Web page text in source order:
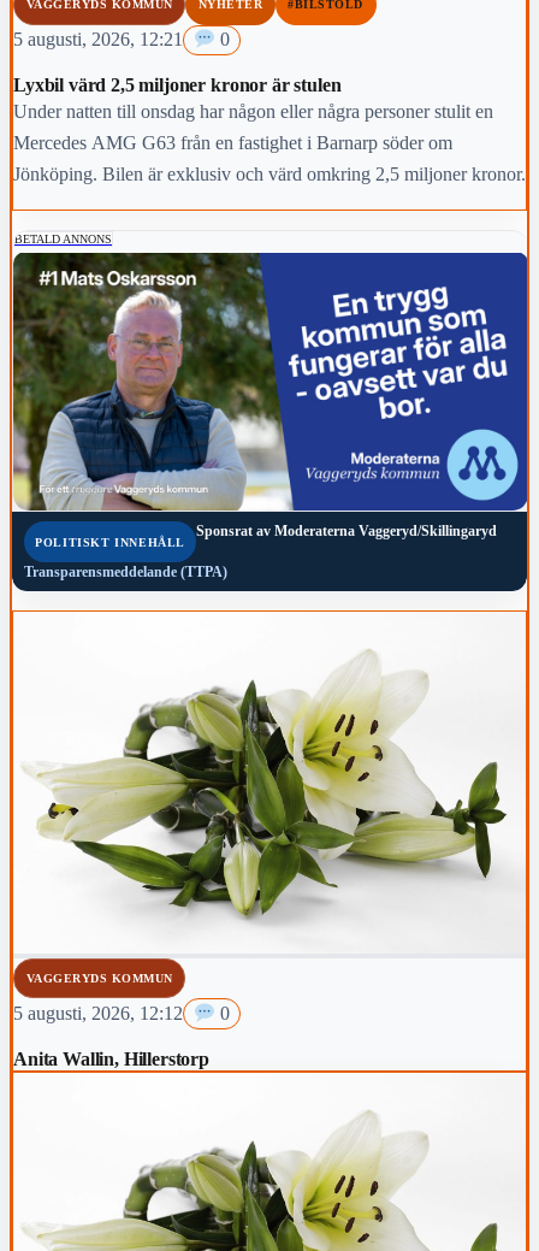
VAGGERYDS KOMMUN NYHETER #BILSTÖLD
5 augusti, 2026, 12:21 0
Lyxbil värd 2,5 miljoner kronor är stulen
Under natten till onsdag har någon eller några personer stulit en
Mercedes AMG G63 från en fastighet i Barnarp söder om
Jönköping. Bilen är exklusiv och värd omkring 2,5 miljoner kronor.
BETALD ANNONS
POLITISKT INNEHÅLL
Sponsrat av Moderaterna Vaggeryd/Skillingaryd
Transparensmeddelande (TTPA)
VAGGERYDS KOMMUN
5 augusti, 2026, 12:12 0
Anita Wallin, Hillerstorp